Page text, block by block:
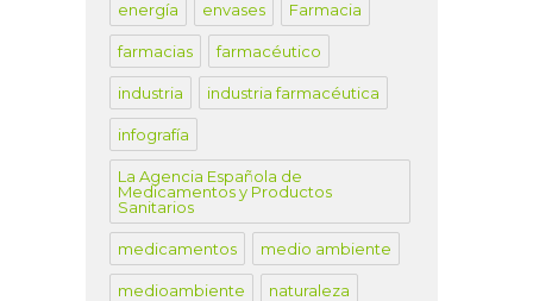
energía envases Farmacia
farmacias farmacéutico
industria industria farmacéutica
infografía
La Agencia Española de
Medicamentos y Productos
Sanitarios
medicamentos medio ambiente
medioambiente naturaleza